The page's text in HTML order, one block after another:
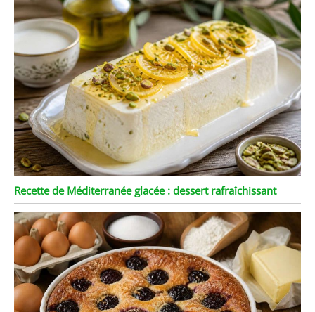
Recette de Méditerranée glacée : dessert rafraîchissant